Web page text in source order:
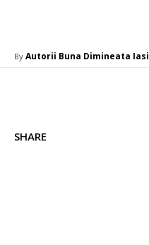
By Autorii Buna Dimineata Iasi
SHARE